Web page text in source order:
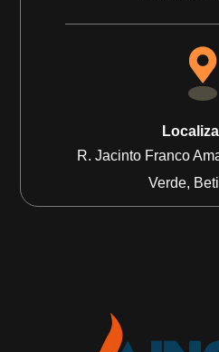
R. Jacinto Franco
Verde,